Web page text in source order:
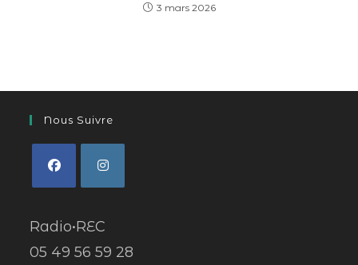
3 mars 2026
Nous Suivre
Radio•REC
05 49 56 59 28